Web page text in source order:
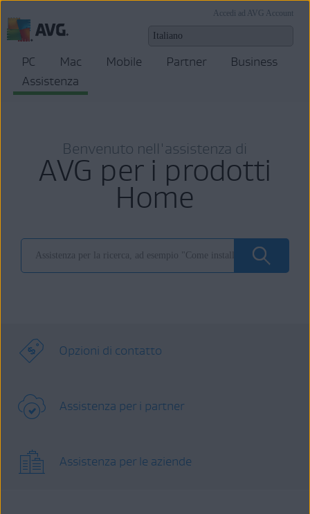
Accedi ad AVG Account
PC Mac Mobile Partner
Business
Assistenza
Benvenuto nell'assistenza di
AVG per i prodotti
Home
Opzioni di contatto
Assistenza per i partner
Assistenza per le aziende